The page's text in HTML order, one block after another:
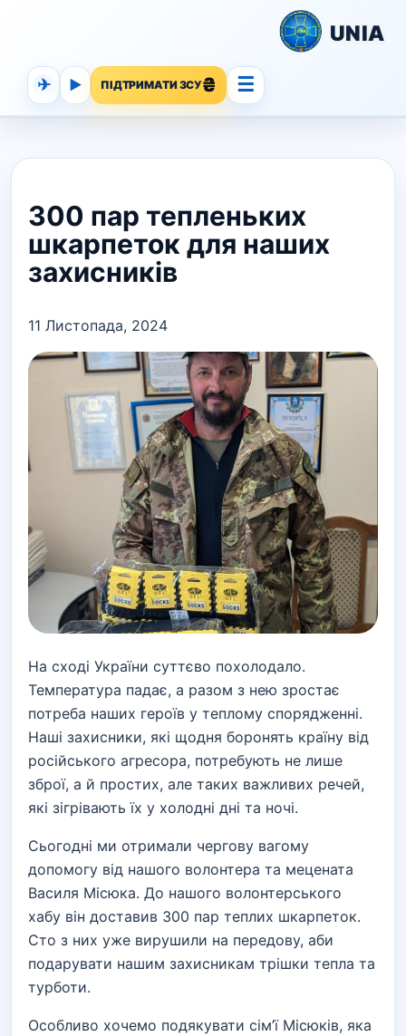
UNIA
✈ ▶ ПІДТРИМАТИ ЗСУ ☰
300 пар тепленьких
шкарпеток для наших
захисників
11 Листопада, 2024
На сході України суттєво похолодало.
Температура падає, а разом з нею зростає
потреба наших героїв у теплому спорядженні.
Наші захисники, які щодня боронять країну від
російського агресора, потребують не лише
зброї, а й простих, але таких важливих речей,
які зігрівають їх у холодні дні та ночі.
Сьогодні ми отримали чергову вагому
допомогу від нашого волонтера та мецената
Василя Місюка. До нашого волонтерського
хабу він доставив 300 пар теплих шкарпеток.
Сто з них уже вирушили на передову, аби
подарувати нашим захисникам трішки тепла та
турботи.
Особливо хочемо подякувати сім’ї Місюків, яка